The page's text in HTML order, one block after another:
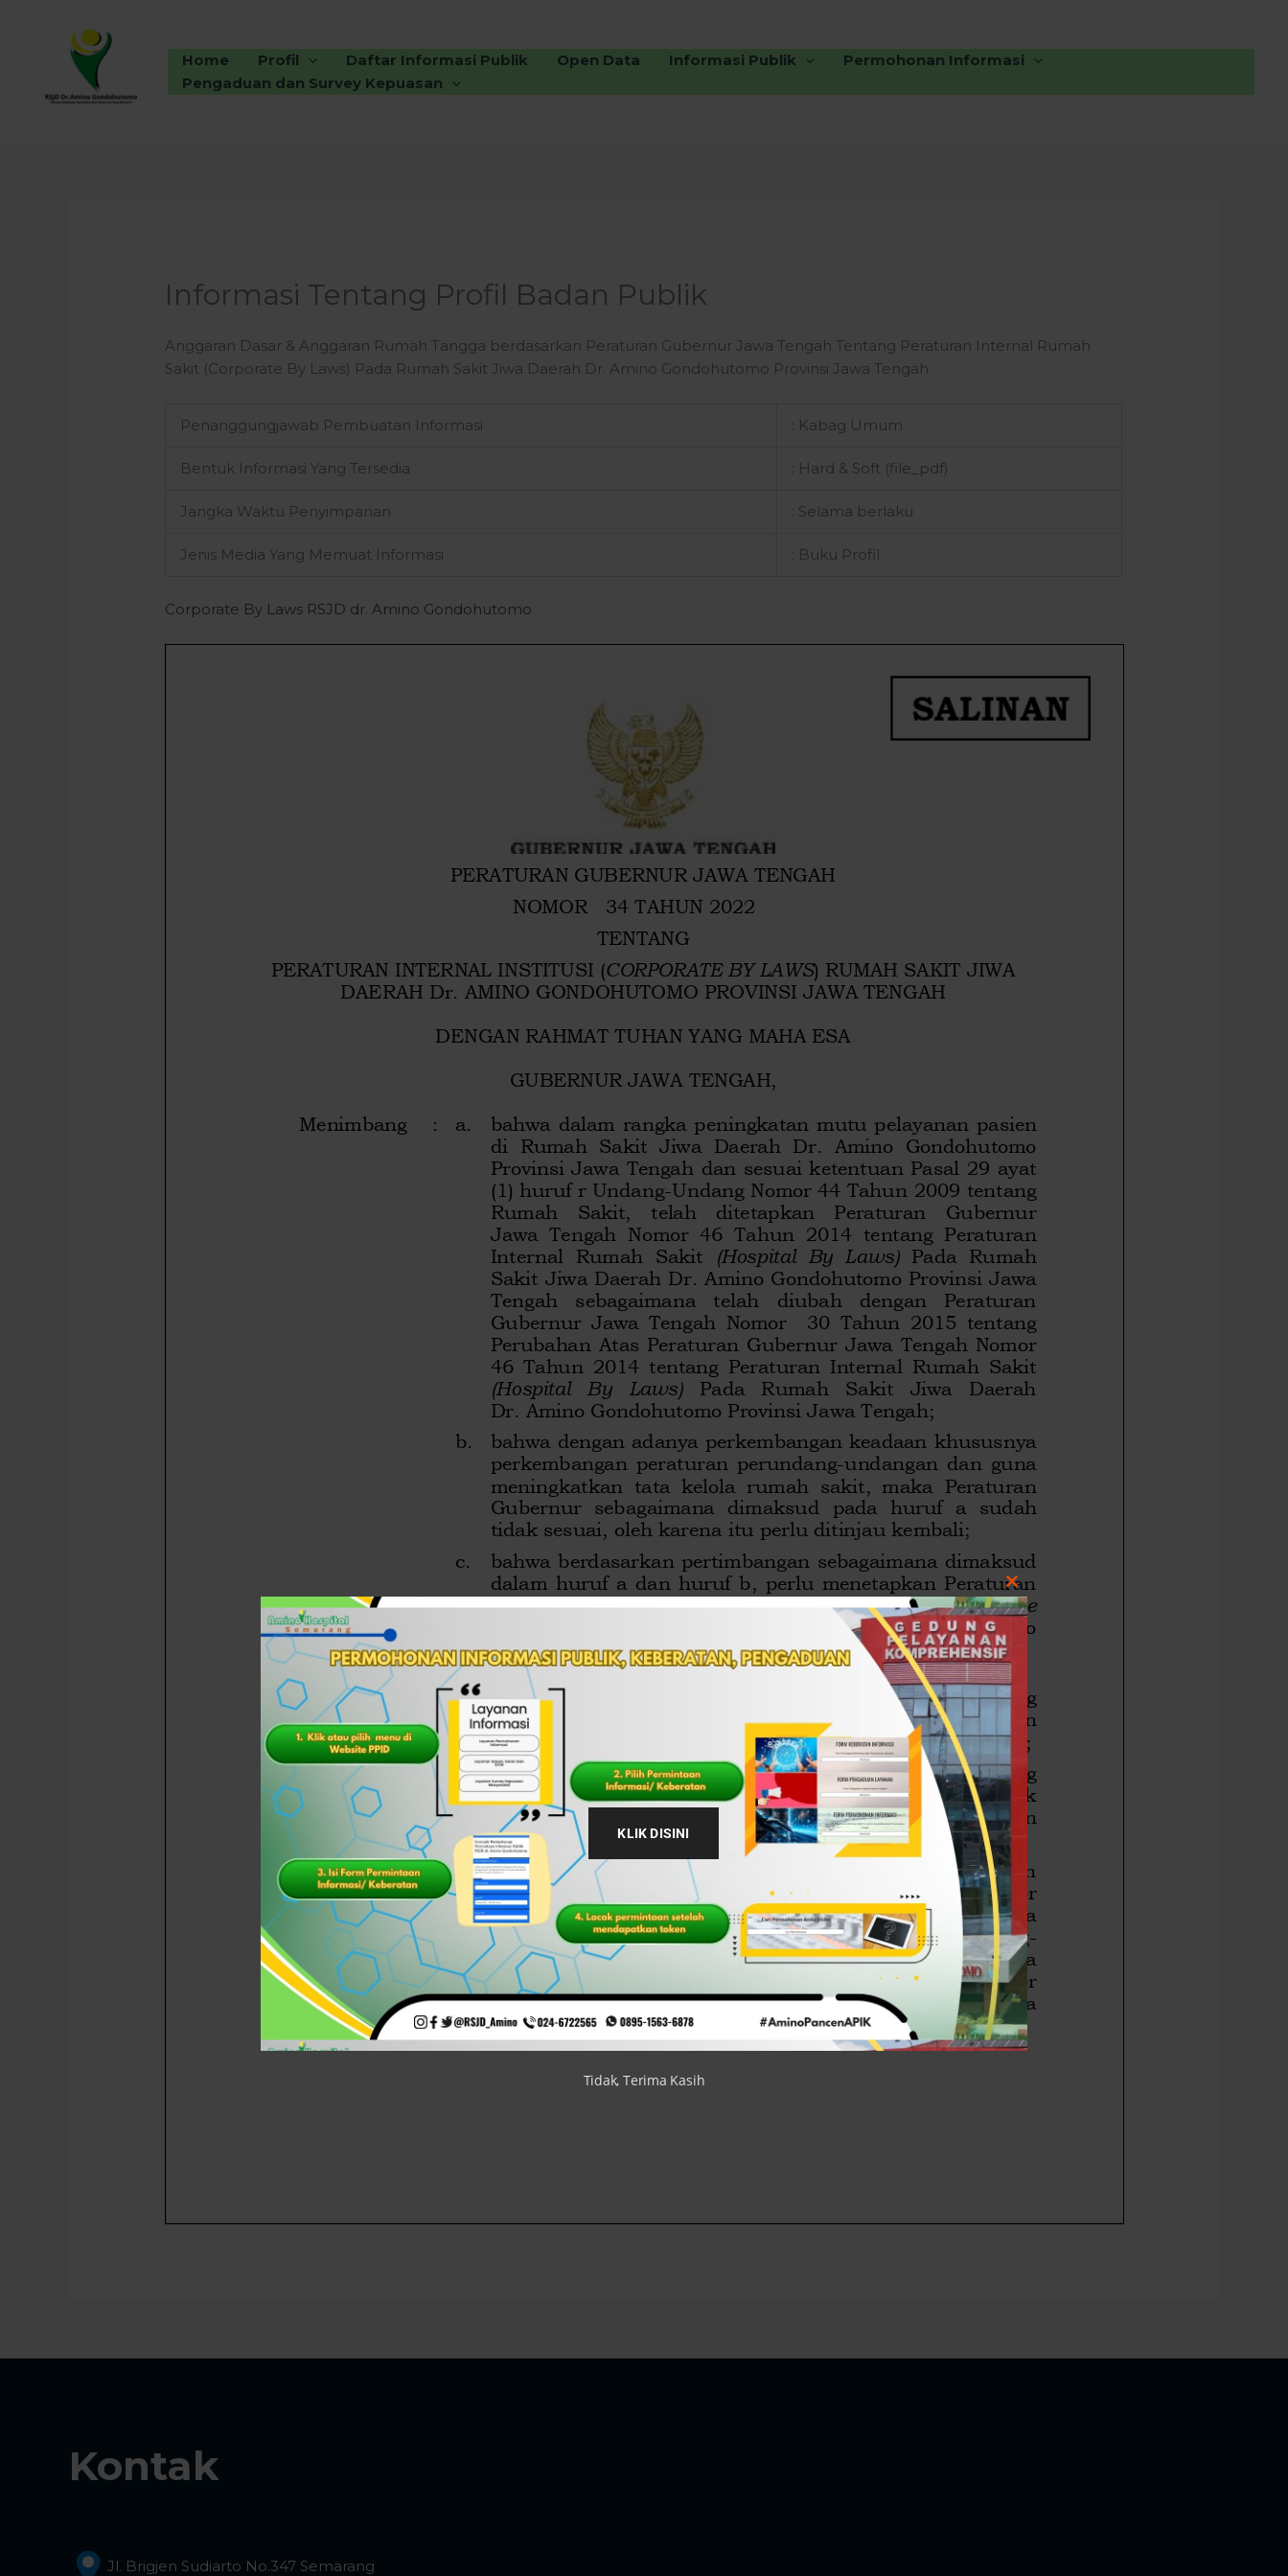
Home Profil Daftar Informasi Publik Open Data Informasi Publik
Permohonan Informasi
Pengaduan dan Survey Kepuasan
Informasi Tentang Profil Badan Publik
Anggaran Dasar & Anggaran Rumah Tangga berdasarkan Peraturan Gubernur Jawa Tengah Tentang Peraturan Internal Rumah
Sakit (Corporate By Laws) Pada Rumah Sakit Jiwa Daerah Dr. Amino Gondohutomo Provinsi Jawa Tengah
Penanggungjawab Pembuatan Informasi : Kabag Umum
Bentuk Informasi Yang Tersedia : Hard & Soft (file_pdf)
Jangka Waktu Penyimpanan : Selama berlaku
Jenis Media Yang Memuat Informasi : Buku Profil
Corporate By Laws RSJD dr. Amino Gondohutomo
Kontak
Jl. Brigjen Sudiarto No.347 Semarang
Close
this
module
KLIK DISINI
Tidak, Terima Kasih